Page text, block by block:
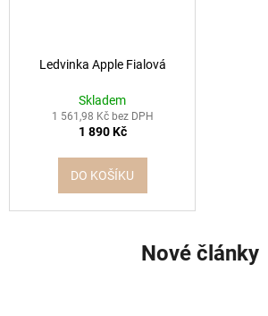
Ledvinka Apple Fialová
Skladem
1 561,98 Kč bez DPH
1 890 Kč
DO KOŠÍKU
Nové články